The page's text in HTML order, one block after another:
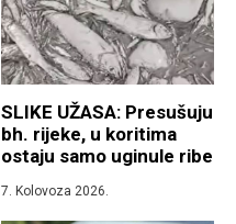
SLIKE UŽASA: Presušuju
bh. rijeke, u koritima
ostaju samo uginule ribe
7. Kolovoza 2026.